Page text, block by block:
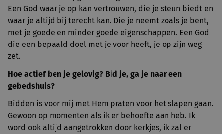
Een God waar je op kan vertrouwen, die je steun biedt en
waar je altijd bij terecht kan. Die je neemt zoals je bent,
met je goede en minder goede eigenschappen. Een God
die een bepaald doel met je voor heeft, je op zijn weg
zet.
Hoe actief ben je gelovig? Bid je, ga je naar een
gebedshuis?
Bidden is voor mij met Hem praten voor het slapen gaan.
Gewoon op momenten als ik er behoefte aan heb. Ik
word ook altijd aangetrokken door kerkjes, ik zal er